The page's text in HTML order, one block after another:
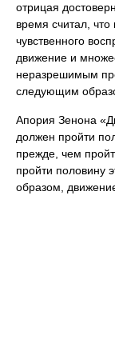
отрицая
время считал, что
чувственного
движение и
неразрешимым
следующим
Апория Зенона
должен пройти
прежде, чем
пройти половину
образом,